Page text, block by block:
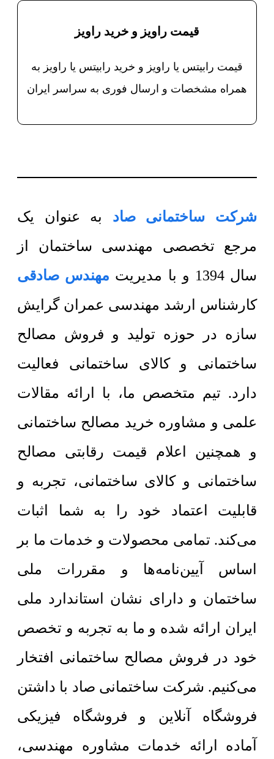
قیمت راویز و خرید راویز
قیمت رابیتس یا راویز و خرید رابیتس یا راویز به
همراه مشخصات و ارسال فوری به سراسر ایران
شرکت ساختمانی صاد به عنوان یک
مرجع تخصصی مهندسی ساختمان از
سال 1394 و با مدیریت
مهندس صادقی
کارشناس ارشد مهندسی عمران گرایش
سازه در حوزه تولید و فروش مصالح
ساختمانی و کالای ساختمانی فعالیت
دارد. تیم متخصص ما، با ارائه مقالات
علمی و مشاوره خرید مصالح ساختمانی
و همچنین اعلام قیمت رقابتی مصالح
ساختمانی و کالای ساختمانی، تجربه و
قابلیت اعتماد خود را به شما اثبات
می‌کند. تمامی محصولات و خدمات ما بر
اساس آیین‌نامه‌ها و مقررات ملی
ساختمان و دارای نشان استاندارد ملی
ایران ارائه شده و ما به تجربه و تخصص
خود در فروش مصالح ساختمانی افتخار
می‌کنیم. شرکت ساختمانی صاد با داشتن
فروشگاه آنلاین و فروشگاه فیزیکی
آماده ارائه خدمات مشاوره مهندسی،